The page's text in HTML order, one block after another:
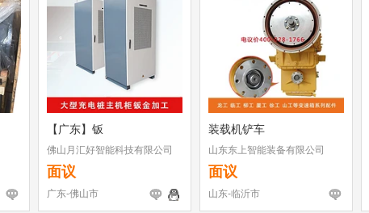
【广东】钣
佛山月汇好智能科技有限公司
面议
广东-佛山市
装载机铲车
山东东上智能装备有限公司
面议
山东-临沂市